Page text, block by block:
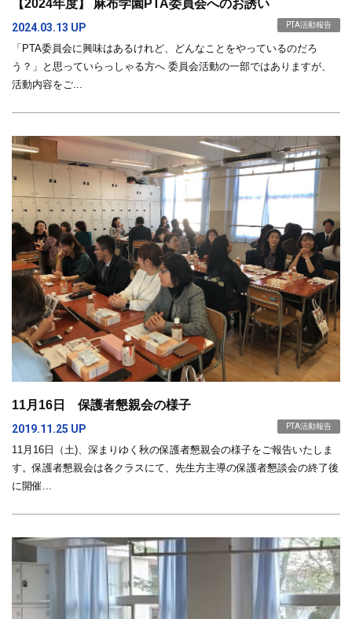
【2024年度】 麻布学園PTA委員会へのお誘い
2024.03.13 UP PTA活動報告
「PTA委員会に興味はあるけれど、どんなことをやっているのだろ
う？」と思っていらっしゃる方へ 委員会活動の一部ではありますが、
活動内容をご...
11月16日 保護者懇親会の様子
2019.11.25 UP PTA活動報告
11月16日（土)、深まりゆく秋の保護者懇親会の様子をご報告いたしま
す。保護者懇親会は各クラスにて、先生方主導の保護者懇談会の終了後
に開催...